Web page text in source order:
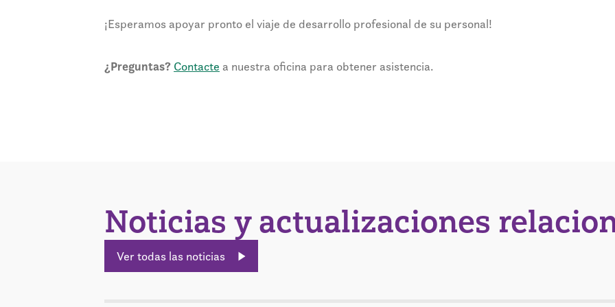
¡Esperamos apoyar pronto el viaje de desarrollo profesional de su personal!
¿Preguntas? Contacte a nuestra oficina para obtener asistencia.
Noticias y actualizaciones
Ver todas las noticias